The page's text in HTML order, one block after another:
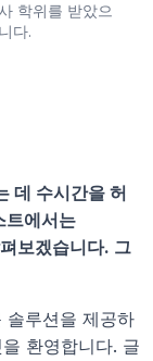
학위를 받았으
다.
데 수시간을 허
트에서는
보겠습니다. 그
솔루션을 제공하
환영합니다. 글